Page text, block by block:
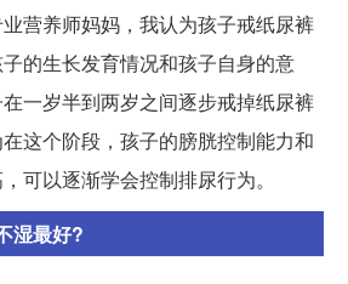
营养师妈妈，我认为孩子戒纸尿裤
的生长发育情况和孩子自身的意
一岁半到两岁之间逐步戒掉纸尿裤
这个阶段，孩子的膀胱控制能力和
可以逐渐学会控制排尿行为。
湿最好?